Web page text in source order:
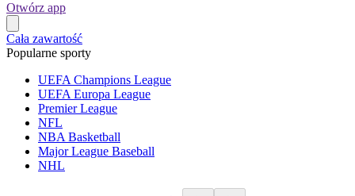
Otwórz app
Cała zawartość
Popularne sporty
UEFA Champions League
UEFA Europa League
Premier League
NFL
NBA Basketball
Major League Baseball
NHL